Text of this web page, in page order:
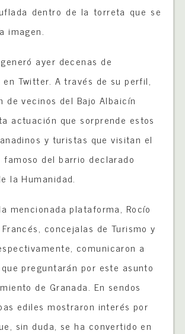
dentro de la torreta que se
imagen.
ayer decenas de
Twitter. A través de su perfil,
de vecinos del Bajo Albaicín
actuación que sorprende estos
y turistas que visitan el
famoso del barrio declarado
la Humanidad.
mencionada plataforma, Rocío
concejalas de Turismo y
comunicaron a
preguntarán por este asunto
de Granada. En sendos
ediles mostraron interés por
sin duda, se ha convertido en